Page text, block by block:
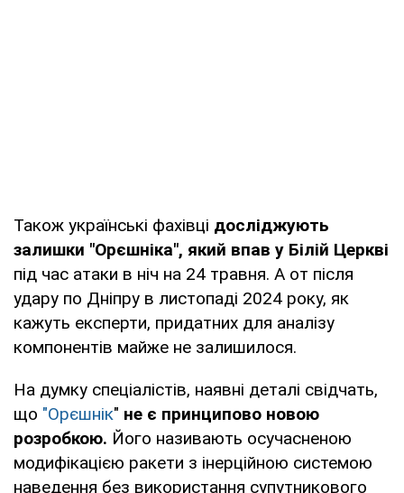
Також українські фахівці досліджують
залишки "Орєшніка", який впав у Білій Церкві
під час атаки в ніч на 24 травня. А от після
удару по Дніпру в листопаді 2024 року, як
кажуть експерти, придатних для аналізу
компонентів майже не залишилося.
На думку спеціалістів, наявні деталі свідчать,
що "Орєшнік" не є принципово новою
розробкою. Його називають осучасненою
модифікацією ракети з інерційною системою
наведення без використання супутникового